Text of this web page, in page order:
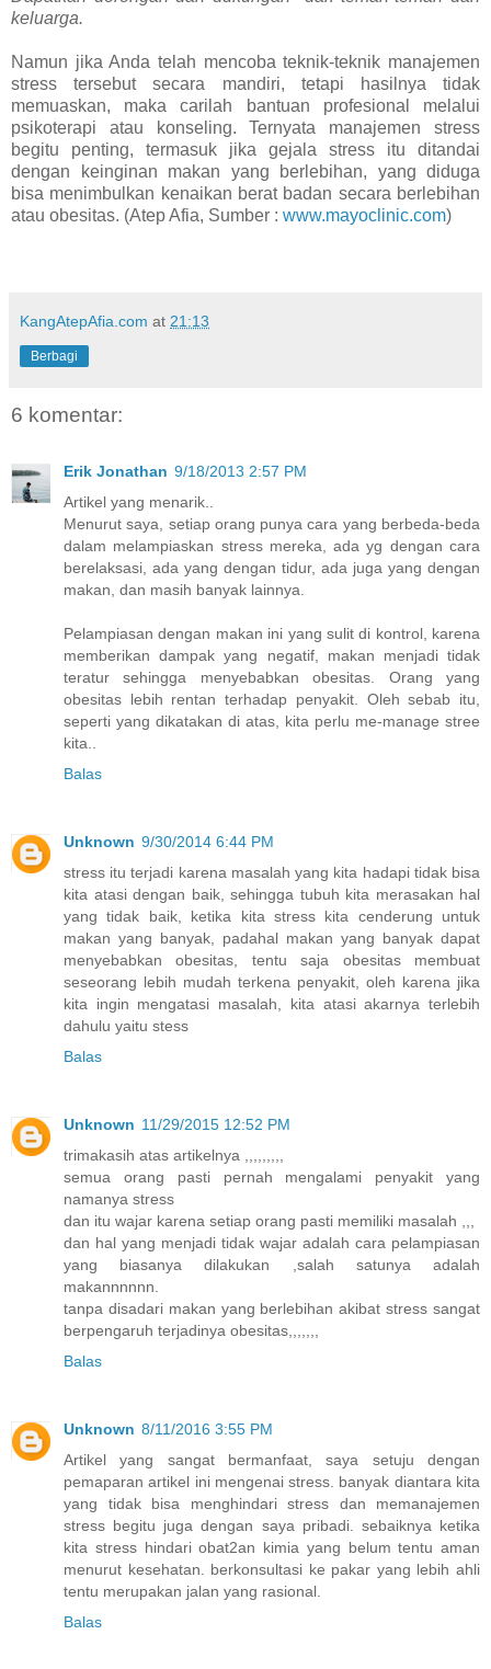
keluarga.
Namun jika Anda telah mencoba teknik-teknik manajemen
stress tersebut secara mandiri, tetapi hasilnya tidak
memuaskan, maka carilah bantuan profesional melalui
psikoterapi atau konseling. Ternyata manajemen stress
begitu penting, termasuk jika gejala stress itu ditandai
dengan keinginan makan yang berlebihan, yang diduga
bisa menimbulkan kenaikan berat badan secara berlebihan
atau obesitas. (Atep Afia, Sumber : www.mayoclinic.com)
KangAtepAfia.com at 21:13
Berbagi
6 komentar:
Erik Jonathan 9/18/2013 2:57 PM
Artikel yang menarik..
Menurut saya, setiap orang punya cara yang berbeda-beda
dalam melampiaskan stress mereka, ada yg dengan cara
berelaksasi, ada yang dengan tidur, ada juga yang dengan
makan, dan masih banyak lainnya.
Pelampiasan dengan makan ini yang sulit di kontrol, karena
memberikan dampak yang negatif, makan menjadi tidak
teratur sehingga menyebabkan obesitas. Orang yang
obesitas lebih rentan terhadap penyakit. Oleh sebab itu,
seperti yang dikatakan di atas, kita perlu me-manage stree
kita..
Balas
Unknown 9/30/2014 6:44 PM
stress itu terjadi karena masalah yang kita hadapi tidak bisa
kita atasi dengan baik, sehingga tubuh kita merasakan hal
yang tidak baik, ketika kita stress kita cenderung untuk
makan yang banyak, padahal makan yang banyak dapat
menyebabkan obesitas, tentu saja obesitas membuat
seseorang lebih mudah terkena penyakit, oleh karena jika
kita ingin mengatasi masalah, kita atasi akarnya terlebih
dahulu yaitu stess
Balas
Unknown 11/29/2015 12:52 PM
trimakasih atas artikelnya ,,,,,,,,,
semua orang pasti pernah mengalami penyakit yang
namanya stress
dan itu wajar karena setiap orang pasti memiliki masalah ,,,
dan hal yang menjadi tidak wajar adalah cara pelampiasan
yang biasanya dilakukan ,salah satunya adalah
makannnnnn.
tanpa disadari makan yang berlebihan akibat stress sangat
berpengaruh terjadinya obesitas,,,,,,,
Balas
Unknown 8/11/2016 3:55 PM
Artikel yang sangat bermanfaat, saya setuju dengan
pemaparan artikel ini mengenai stress. banyak diantara kita
yang tidak bisa menghindari stress dan memanajemen
stress begitu juga dengan saya pribadi. sebaiknya ketika
kita stress hindari obat2an kimia yang belum tentu aman
menurut kesehatan. berkonsultasi ke pakar yang lebih ahli
tentu merupakan jalan yang rasional.
Balas